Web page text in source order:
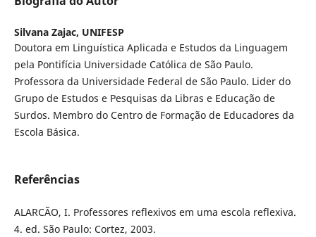
Silvana Zajac, UNIFESP
Doutora em Linguística Aplicada e Estudos da Linguagem
pela Pontifícia Universidade Católica de São Paulo.
Professora da Universidade Federal de São Paulo. Lider do
Grupo de Estudos e Pesquisas da Libras e Educação de
Surdos. Membro do Centro de Formação de Educadores da
Escola Básica.
Referências
ALARCÃO, I. Professores reflexivos em uma escola reflexiva.
4. ed. São Paulo: Cortez, 2003.